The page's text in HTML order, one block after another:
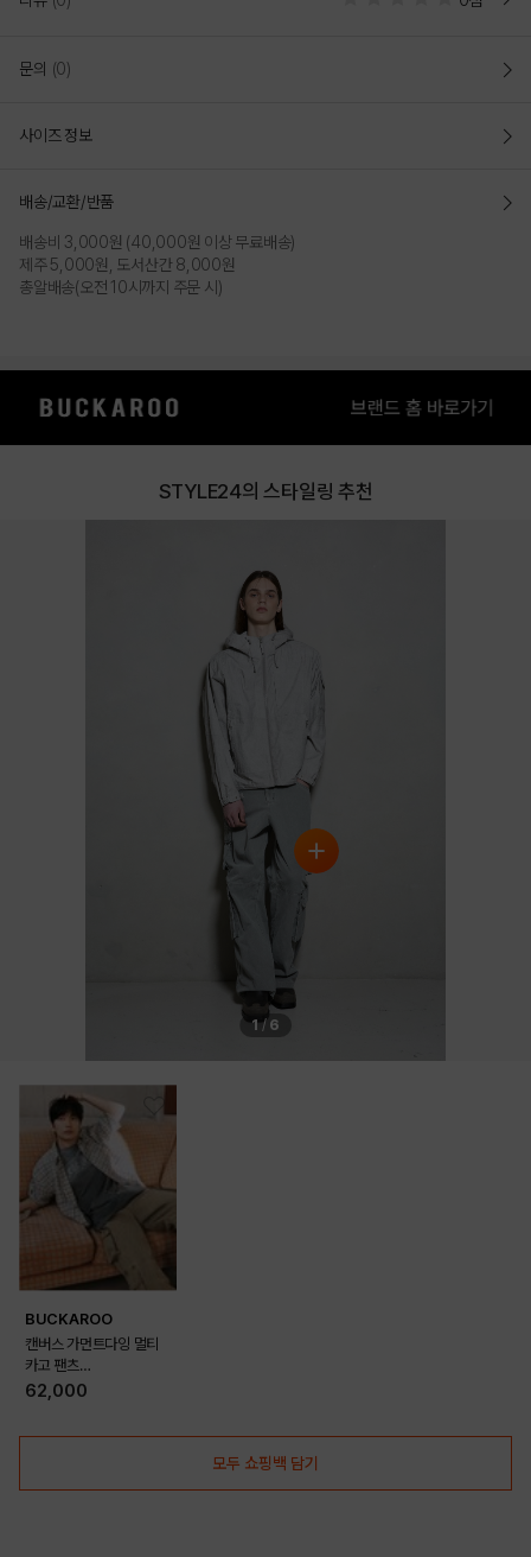
문의 (0)
사이즈 정보
배송/교환/반품
배송비 3,000원 (40,000원 이상 무료배송)
제주 5,000원, 도서산간 8,000원
총알배송(오전 10시까지 주문 시)
STYLE24의 스타일링 추천
1/ 6
BUCKAROO
캔버스 가먼트다잉 멀티
카고 팬츠
(B251PT260P)
62,000
모두 쇼핑백 담기